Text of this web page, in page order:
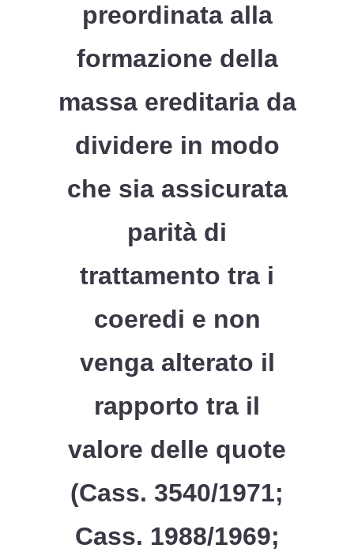
preordinata alla
formazione della
massa ereditaria da
dividere in modo
che sia assicurata
parità di
trattamento tra i
coeredi e non
venga alterato il
rapporto tra il
valore delle quote
(Cass. 3540/1971;
Cass. 1988/1969;